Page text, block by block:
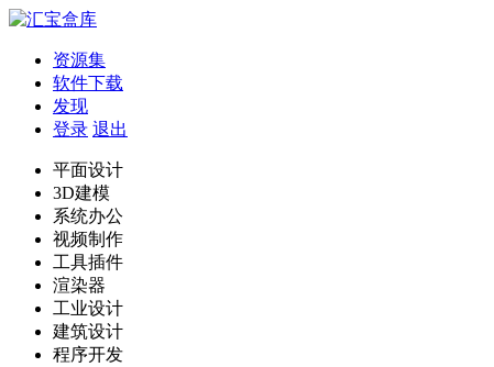
资源集
软件下载
发现
登录 退出
平面设计
3D建模
系统办公
视频制作
工具插件
渲染器
工业设计
建筑设计
程序开发